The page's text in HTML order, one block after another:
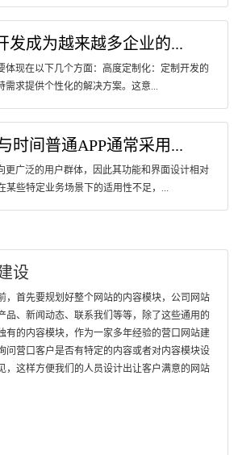
发成为越来越多企业的...
体现在以下几个方面：高度定制化：定制开发的
需求提供个性化的解决方案。这意...
时间普通APP通常采用...
更广泛的用户群体，因此其功能和界面设计相对
某些特定业务场景下的适用性不足，...
设
，首先要规划好整个网站的内容模块，公司网站
品、新闻动态、联系我们等等，除了这些通用的
有的内容模块，作为一家多年经验的营口网站建
问营口客户是否有特定的内容或者对内容模块设
，这样方便我们的人员设计出让客户满意的网站